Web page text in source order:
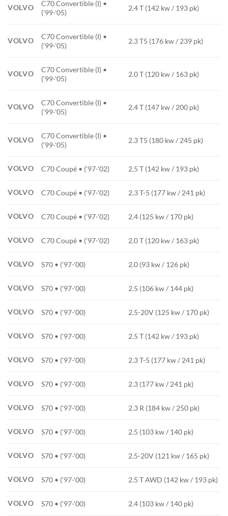
VOLVO
C70 Convertible (I) •
('99-'05)
2.4 T (142 kw / 193 pk)
VOLVO
C70 Convertible (I) •
('99-'05)
2.3 T5 (176 kw / 239 pk)
VOLVO
C70 Convertible (I) •
('99-'05)
2.0 T (120 kw / 163 pk)
VOLVO
C70 Convertible (I) •
('99-'05)
2.4 T (147 kw / 200 pk)
VOLVO
C70 Convertible (I) •
('99-'05)
2.3 T5 (180 kw / 245 pk)
VOLVO C70 Coupé • ('97-'02) 2.5 T (142 kw / 193 pk)
VOLVO C70 Coupé • ('97-'02) 2.3 T-5 (177 kw / 241 pk)
VOLVO C70 Coupé • ('97-'02) 2.4 (125 kw / 170 pk)
VOLVO C70 Coupé • ('97-'02) 2.0 T (120 kw / 163 pk)
VOLVO S70 • ('97-'00) 2.0 (93 kw / 126 pk)
VOLVO S70 • ('97-'00) 2.5 (106 kw / 144 pk)
VOLVO S70 • ('97-'00) 2.5-20V (125 kw / 170 pk)
VOLVO S70 • ('97-'00) 2.5 T (142 kw / 193 pk)
VOLVO S70 • ('97-'00) 2.3 T-5 (177 kw / 241 pk)
VOLVO S70 • ('97-'00) 2.3 (177 kw / 241 pk)
VOLVO S70 • ('97-'00) 2.3 R (184 kw / 250 pk)
VOLVO S70 • ('97-'00) 2.5 (103 kw / 140 pk)
VOLVO S70 • ('97-'00) 2.5-20V (121 kw / 165 pk)
VOLVO S70 • ('97-'00) 2.5 T AWD (142 kw / 193 pk)
VOLVO S70 • ('97-'00) 2.4 (103 kw / 140 pk)